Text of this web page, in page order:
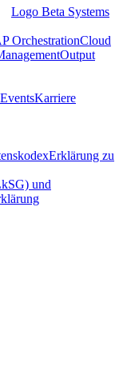
Logo Beta Systems
OrchestrationCloud
Output
EventsKarriere
Erklärung zu
und